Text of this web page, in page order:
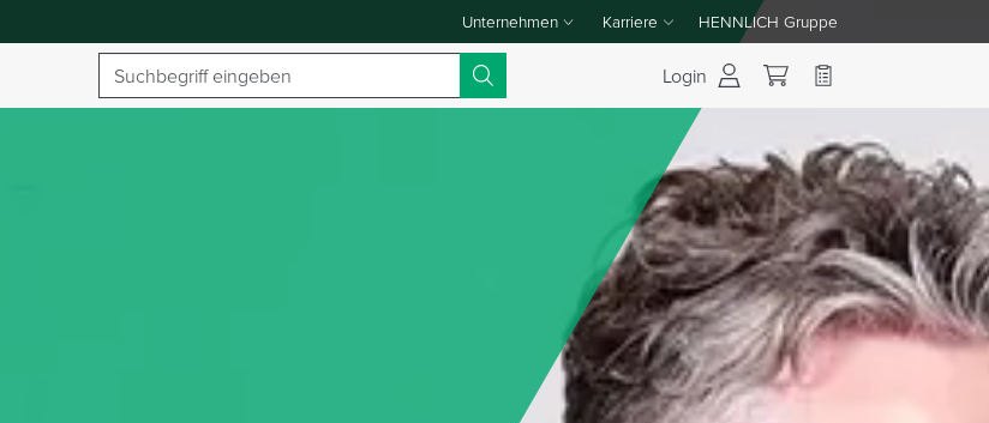
Unternehmen
Dropdown-Menü Unternehmen umschalten
Karriere
Dropdown-Menü Karriere umschalten
HENNLICH Gruppe
Suchbegriff Login